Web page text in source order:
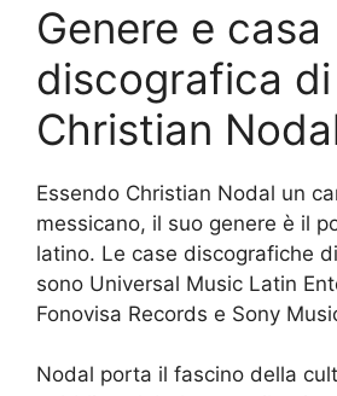
Genere e casa
discografica di
Christian
Essendo Christian Nodal un
messicano, il suo genere è il
latino. Le case discografiche
sono Universal Music Latin
Fonovisa Records e Sony
Nodal porta il fascino della